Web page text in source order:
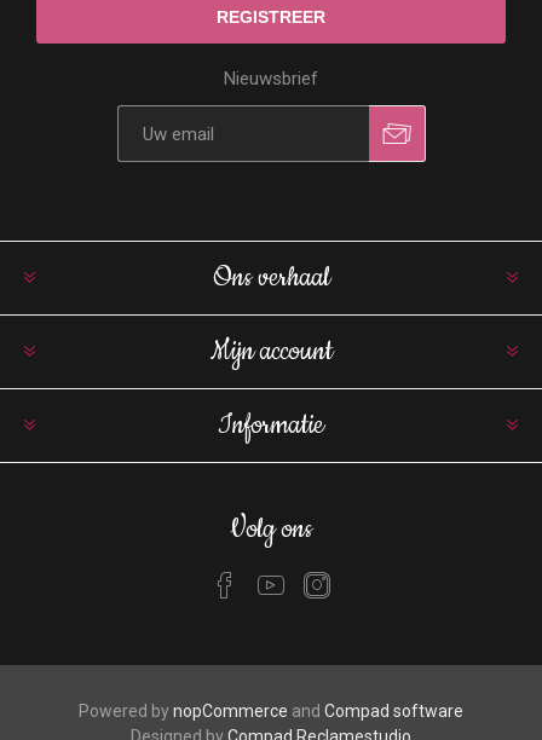
Nieuwsbrief
Ons verhaal
Mijn account
Informatie
Volg ons
Powered bynopCommerce and Compad software